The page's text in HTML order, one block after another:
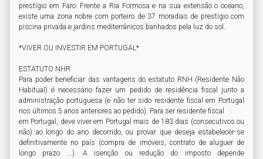
prestígio em Faro. Frente a Ria Formosa e na sua extensão o oceano,
existe uma zona nobre com porteiro de 37 moradias de prestígio com
piscina privada e jardins mediterrânicos banhados pela luz do sol.
*VIVER OU INVESTIR EM PORTUGAL*
ESTATUTO NHR
Para poder beneficiar das vantagens do estatuto RNH (Residente Não
Habitual) é necessário fazer um pedido de residência fiscal junto a
administração portuguesa (e não ter sido residente fiscal em Portugal
nos últimos 5 anos anteriores ao pedido). Para ser residente fiscal
em Portugal, deve viver em Portugal mais de 183 dias (consecutivos ou
não) ao longo do ano decorrido, ou provar que deseja estabelecer-se
definitivamente no país (compra de imóveis, contrato de aluguer de
longo prazo ...). A isenção ou redução do imposto depende